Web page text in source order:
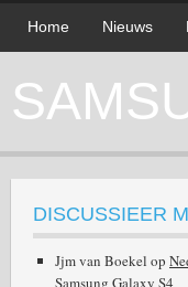
Home Nieuws
DISCUSSIEER
Jjm van Boekel op
Samsung Galaxy S4